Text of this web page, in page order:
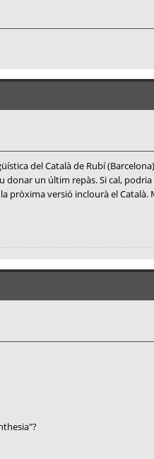
del Català de Rubí
un últim repàs. Si cal,
versió inclourà el Català.